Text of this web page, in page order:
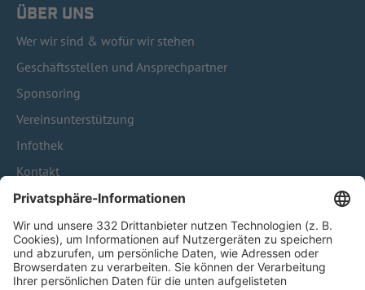
ÜBER UNS
Wer wir sind & wofür wir stehen
Geschäftsstellen und Ansprechpartner
Sponsoring
Vereinsunterstützung
Infothek
Kontakt
HÄUFIG BESUCHTE SEITEN
Pässe und Vereinswechsel
Trainerausbildung